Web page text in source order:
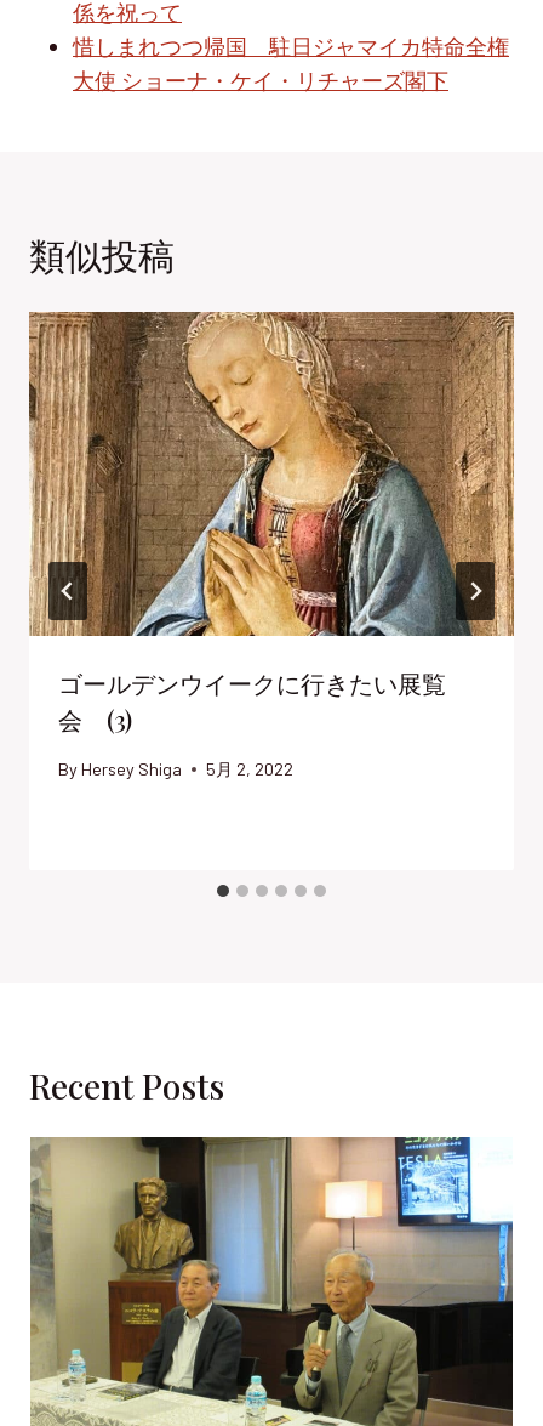
係を祝って
惜しまれつつ帰国 駐日ジャマイカ特命全権
大使 ショーナ・ケイ・リチャーズ閣下
類似投稿
ゴールデンウイークに行きたい展覧
会 (3)
By Hersey Shiga 5月 2, 2022
Recent Posts